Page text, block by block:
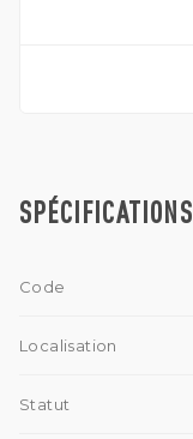
SPÉCIFICATIONS
Code
Localisation
Statut